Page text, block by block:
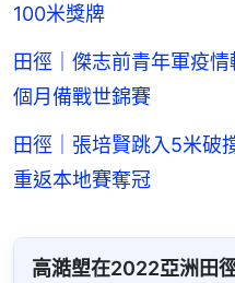
100米獎牌
田徑｜傑志前青年軍疫
個月備戰世錦賽
田徑｜張培賢跳入5米
重返本地賽奪冠
高澔塱在2022亞洲田